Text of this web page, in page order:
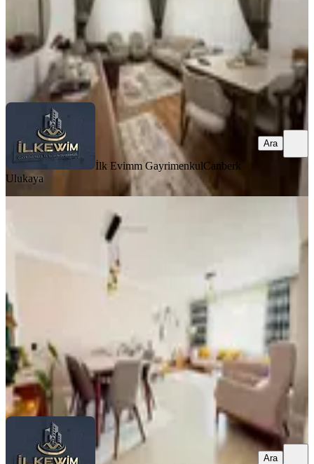
İlk Evimm GayrimenkulCanberk Ulukaya
İlk Evimm GayrimenkulCanberk
Ulukaya
Ara
Cengizhan Mah. Lüx Full Yapılı |
Krediye Uygun 3+1 Site Dairesi!
Mamak, Cengizhan Mahallesi
·135 m² 06.08.2026
İlk Evimm GayrimenkulCanberk Ulukaya
Ara
Ara